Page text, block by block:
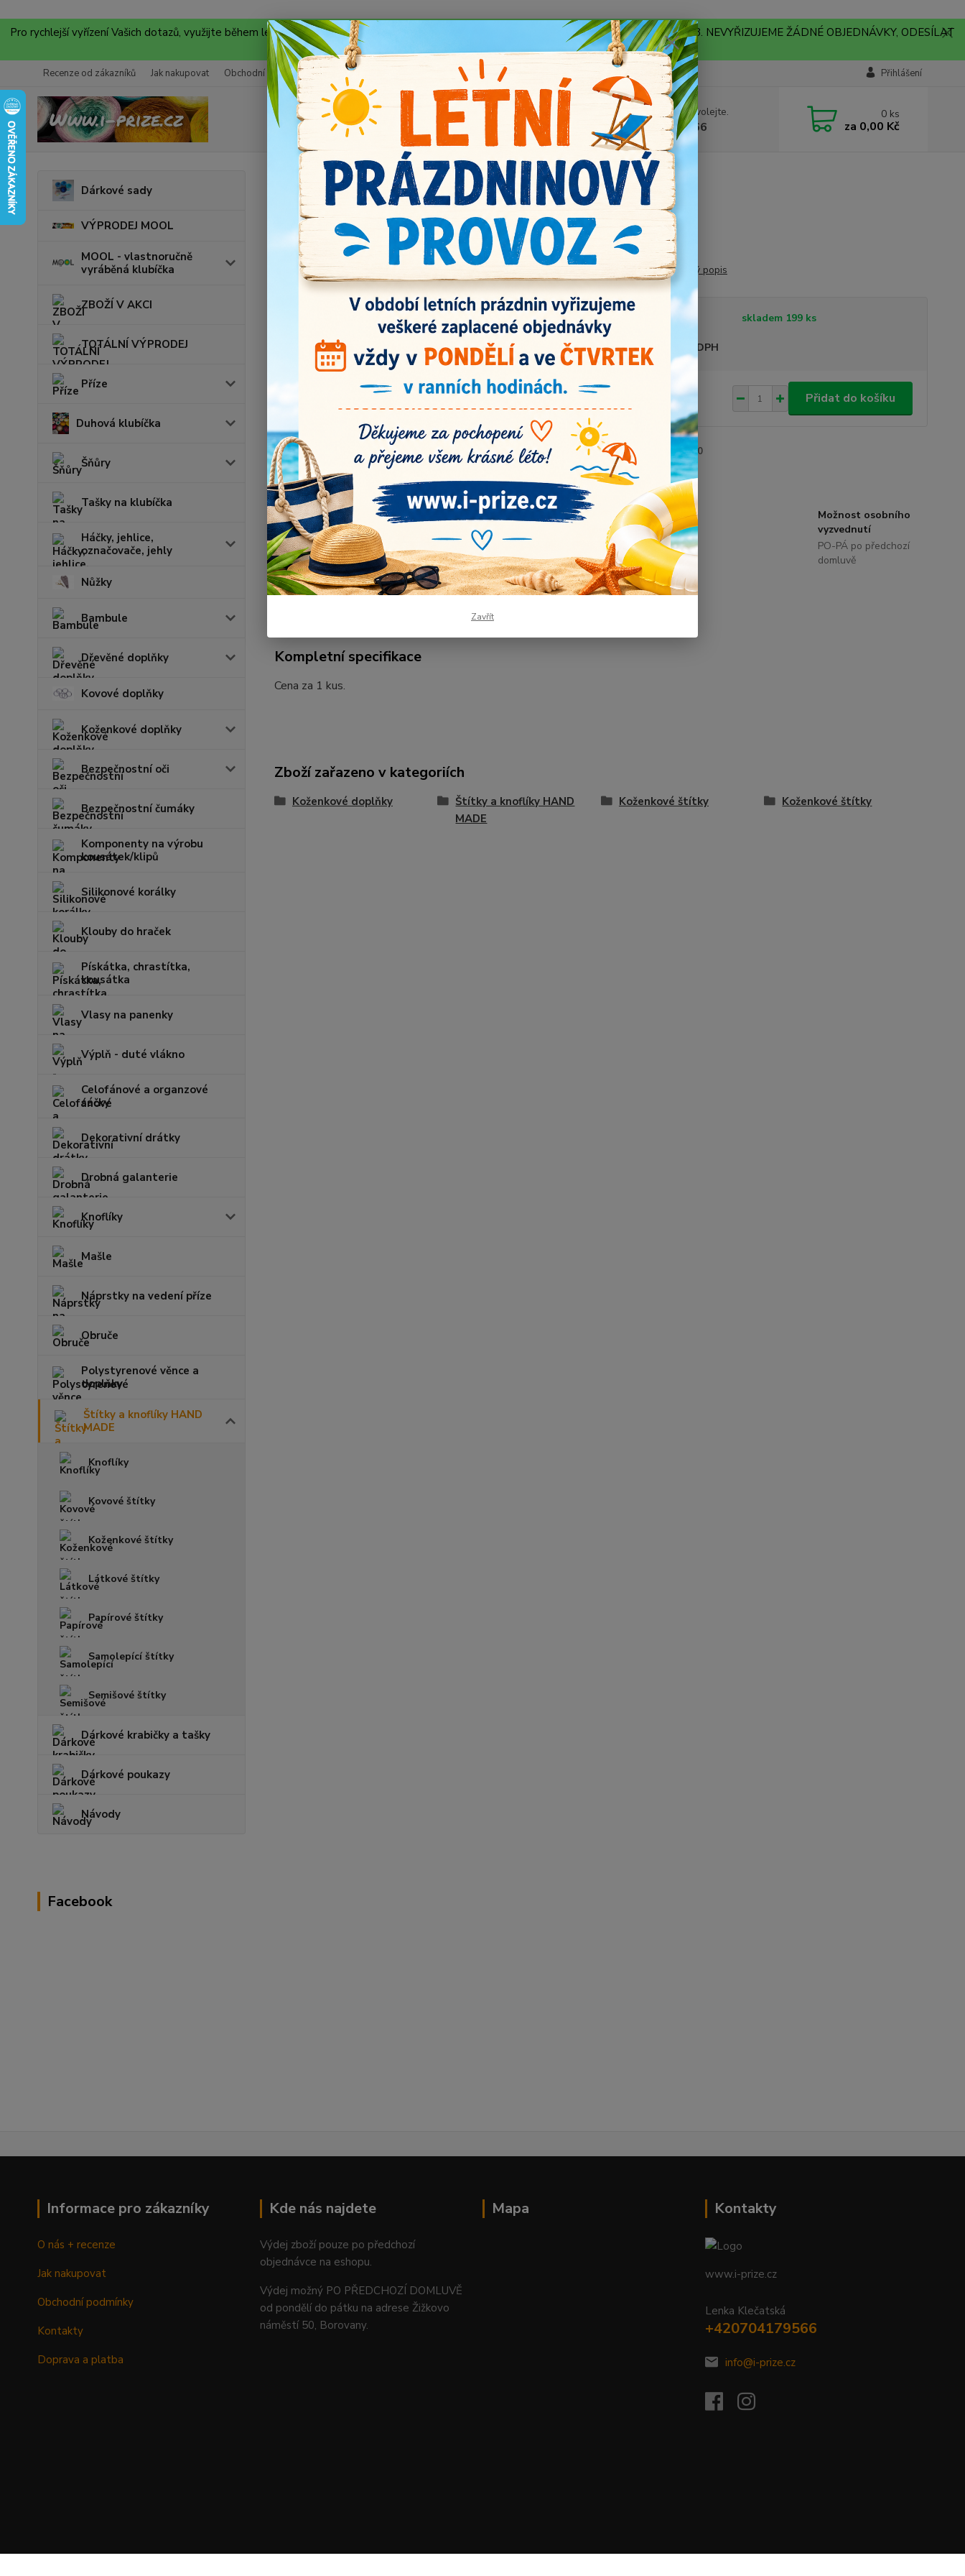
Pro rychlejší vyřízení Vašich dotazů, využijte během letních prázdnin náš email info@i-prize.cz. Děkujeme. !!! POZOR ZMĚNA !!! V PONDĚLÍ 10.8. NEVYŘIZUJEME ŽÁDNÉ OBJEDNÁVKY, ODESÍLAT
BUDEME V ÚTERÝ 11.8. DĚKUJEME ZA POCHOPENÍ!
Recenze od zákazníků Jak nakupovat Obchodní podmínky Kontakty Doprava a platba Vrácení zboží Přihlášení
Hledat Nevíte si rady? Zavolejte.
+420704179566
0 ks
za 0,00 Kč
Dárkové sady
VÝPRODEJ MOOL
MOOL - vlastnoručně
vyráběná klubíčka
ZBOŽÍ V AKCI
TOTÁLNÍ VÝPRODEJ
Příze
Duhová klubíčka
Šňůry
Tašky na klubíčka
Háčky, jehlice,
označovače, jehly
Nůžky
Bambule
Dřevěné doplňky
Kovové doplňky
Koženkové doplňky
Bezpečnostní oči
Bezpečnostní čumáky
Komponenty na výrobu
kousátek/klipů
Silikonové korálky
Klouby do hraček
Pískátka, chrastítka,
kousátka
Vlasy na panenky
Výplň - duté vlákno
Celofánové a organzové
sáčky
Dekorativní drátky
Drobná galanterie
Knoflíky
Mašle
Náprstky na vedení příze
Obruče
Polystyrenové věnce a
doplňky
Štítky a knoflíky HAND
MADE
Knoflíky
Kovové štítky
Koženkové štítky
Látkové štítky
Papírové štítky
Samolepící štítky
Semišové štítky
Dárkové krabičky a tašky
Dárkové poukazy
Návody
Facebook
Štítky a knoflíky HAND MADE Koženkový štítek Hand made 5,5x1,5 cm
Koženkový štítek Hand made 5,5x1,5 cm
Dovoz
Cena za 1 kus. celý popis
Dostupnost skladem 199 ks
Nejsme plátci DPH
10,00 Kč Přidat do košíku
Číslo produktu: 2570
Originální
vlastnoručně
vyrobená klubíčka!
Doba dodání 3-7
pracovních dnů.
Spokojení zákazníci.
Recenze na náš eshop
Možnost osobního
vyzvednutí
PO-PÁ po předchozí
domluvě
Kompletní specifikace
Cena za 1 kus.
Zboží zařazeno v kategoriích
Koženkové doplňky
Štítky a knoflíky HAND
MADE
Koženkové štítky Koženkové štítky
Informace pro zákazníky
O nás + recenze
Jak nakupovat
Obchodní podmínky
Kontakty
Doprava a platba
Kde nás najdete
Výdej zboží pouze po předchozí
objednávce na eshopu.
Výdej možný PO PŘEDCHOZÍ DOMLUVĚ
od pondělí do pátku na adrese Žižkovo
náměstí 50, Borovany.
Mapa Kontakty
www.i-prize.cz
Lenka Klečatská
+420704179566
info@i-prize.cz
Zavřít